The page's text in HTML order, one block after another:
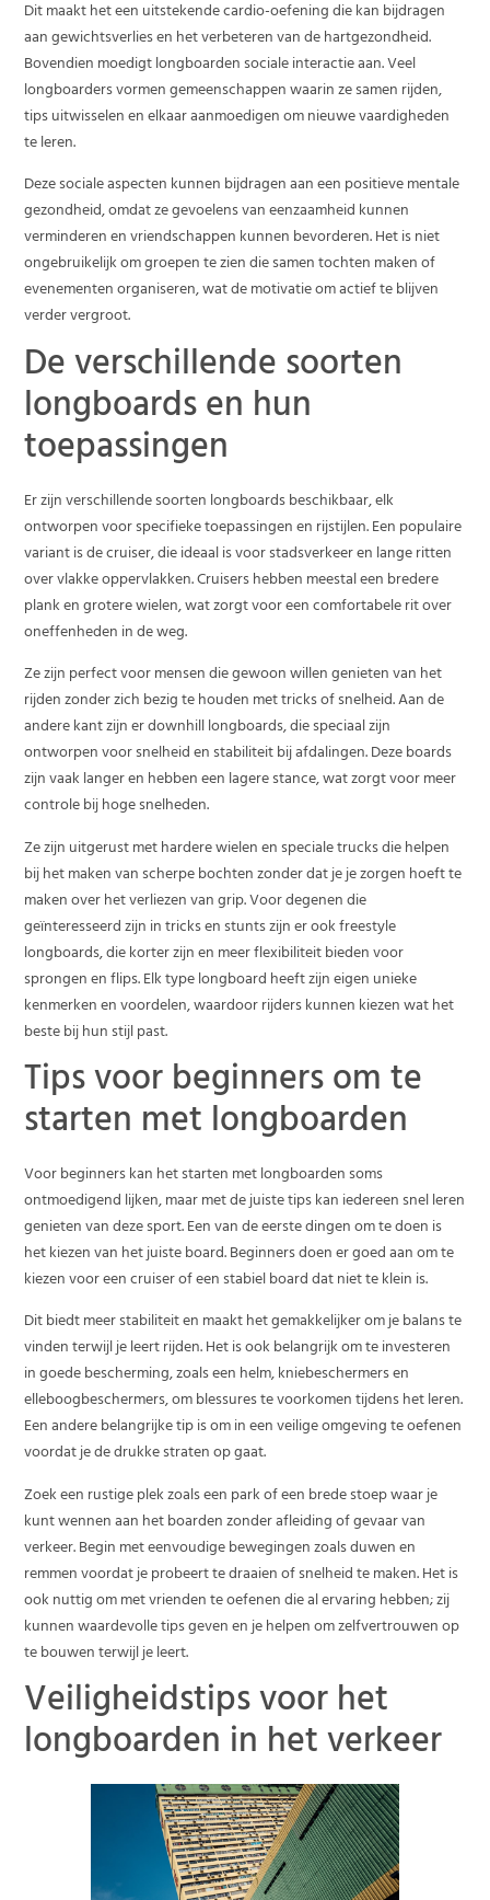
Dit maakt het een uitstekende cardio-oefening die kan bijdragen
aan gewichtsverlies en het verbeteren van de hartgezondheid.
Bovendien moedigt longboarden sociale interactie aan. Veel
longboarders vormen gemeenschappen waarin ze samen rijden,
tips uitwisselen en elkaar aanmoedigen om nieuwe vaardigheden
te leren.
Deze sociale aspecten kunnen bijdragen aan een positieve mentale
gezondheid, omdat ze gevoelens van eenzaamheid kunnen
verminderen en vriendschappen kunnen bevorderen. Het is niet
ongebruikelijk om groepen te zien die samen tochten maken of
evenementen organiseren, wat de motivatie om actief te blijven
verder vergroot.
De verschillende soorten
longboards en hun
toepassingen
Er zijn verschillende soorten longboards beschikbaar, elk
ontworpen voor specifieke toepassingen en rijstijlen. Een populaire
variant is de cruiser, die ideaal is voor stadsverkeer en lange ritten
over vlakke oppervlakken. Cruisers hebben meestal een bredere
plank en grotere wielen, wat zorgt voor een comfortabele rit over
oneffenheden in de weg.
Ze zijn perfect voor mensen die gewoon willen genieten van het
rijden zonder zich bezig te houden met tricks of snelheid. Aan de
andere kant zijn er downhill longboards, die speciaal zijn
ontworpen voor snelheid en stabiliteit bij afdalingen. Deze boards
zijn vaak langer en hebben een lagere stance, wat zorgt voor meer
controle bij hoge snelheden.
Ze zijn uitgerust met hardere wielen en speciale trucks die helpen
bij het maken van scherpe bochten zonder dat je je zorgen hoeft te
maken over het verliezen van grip. Voor degenen die
geïnteresseerd zijn in tricks en stunts zijn er ook freestyle
longboards, die korter zijn en meer flexibiliteit bieden voor
sprongen en flips. Elk type longboard heeft zijn eigen unieke
kenmerken en voordelen, waardoor rijders kunnen kiezen wat het
beste bij hun stijl past.
Tips voor beginners om te
starten met longboarden
Voor beginners kan het starten met longboarden soms
ontmoedigend lijken, maar met de juiste tips kan iedereen snel leren
genieten van deze sport. Een van de eerste dingen om te doen is
het kiezen van het juiste board. Beginners doen er goed aan om te
kiezen voor een cruiser of een stabiel board dat niet te klein is.
Dit biedt meer stabiliteit en maakt het gemakkelijker om je balans te
vinden terwijl je leert rijden. Het is ook belangrijk om te investeren
in goede bescherming, zoals een helm, kniebeschermers en
elleboogbeschermers, om blessures te voorkomen tijdens het leren.
Een andere belangrijke tip is om in een veilige omgeving te oefenen
voordat je de drukke straten op gaat.
Zoek een rustige plek zoals een park of een brede stoep waar je
kunt wennen aan het boarden zonder afleiding of gevaar van
verkeer. Begin met eenvoudige bewegingen zoals duwen en
remmen voordat je probeert te draaien of snelheid te maken. Het is
ook nuttig om met vrienden te oefenen die al ervaring hebben; zij
kunnen waardevolle tips geven en je helpen om zelfvertrouwen op
te bouwen terwijl je leert.
Veiligheidstips voor het
longboarden in het verkeer